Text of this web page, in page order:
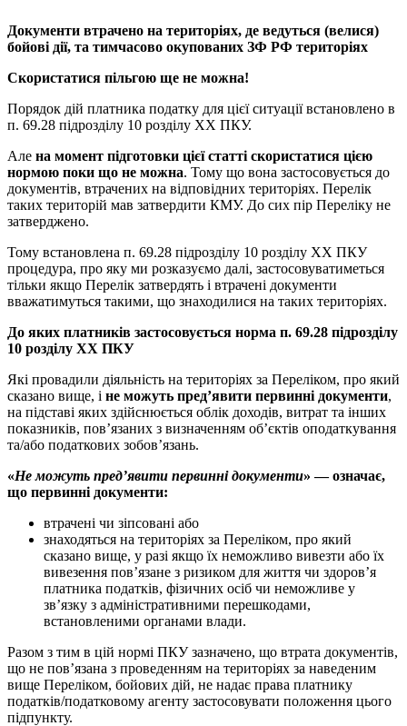
Документи втрачено на територіях, де ведуться (велися)
бойові дії, та тимчасово окупованих ЗФ РФ територіях
Скористатися пільгою ще не можна!
Порядок дій платника податку для цієї ситуації встановлено в
п. 69.28 підрозділу 10 розділу ХХ ПКУ.
Але на момент підготовки цієї статті скористатися цією
нормою поки що не можна. Тому що вона застосовується до
документів, втрачених на відповідних територіях. Перелік
таких територій мав затвердити КМУ. До сих пір Переліку не
затверджено.
Тому встановлена п. 69.28 підрозділу 10 розділу ХХ ПКУ
процедура, про яку ми розказуємо далі, застосовуватиметься
тільки якщо Перелік затвердять і втрачені документи
вважатимуться такими, що знаходилися на таких територіях.
До яких платників застосовується норма п. 69.28 підрозділу
10 розділу ХХ ПКУ
Які провадили діяльність на територіях за Переліком, про який
сказано вище, і не можуть пред’явити первинні документи,
на підставі яких здійснюється облік доходів, витрат та інших
показників, пов’язаних з визначенням об’єктів оподаткування
та/або податкових зобов’язань.
«Не можуть пред’явити первинні документи» — означає,
що первинні документи:
втрачені чи зіпсовані або
знаходяться на територіях за Переліком, про який
сказано вище, у разі якщо їх неможливо вивезти або їх
вивезення пов’язане з ризиком для життя чи здоров’я
платника податків, фізичних осіб чи неможливе у
зв’язку з адміністративними перешкодами,
встановленими органами влади.
Разом з тим в цій нормі ПКУ зазначено, що втрата документів,
що не пов’язана з проведенням на територіях за наведеним
вище Переліком, бойових дій, не надає права платнику
податків/податковому агенту застосовувати положення цього
підпункту.